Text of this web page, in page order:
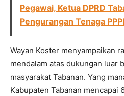
Pegawai, Ketua DPRD
Pengurangan Tenaga
Wayan Koster menyampaikan
mendalam atas dukungan luar
masyarakat Tabanan. Yang
Kabupaten Tabanan mencapai